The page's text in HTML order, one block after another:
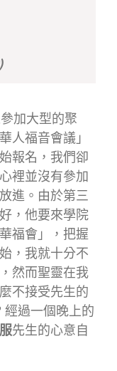
加大型的聚
人福音會議」
報名，我們卻
裡並沒有參加
進。由於第三
，他要來學院
福會」，把握
，我就十分不
然而聖靈在我
不接受先生的
經過一個晚上的
先生的心意自